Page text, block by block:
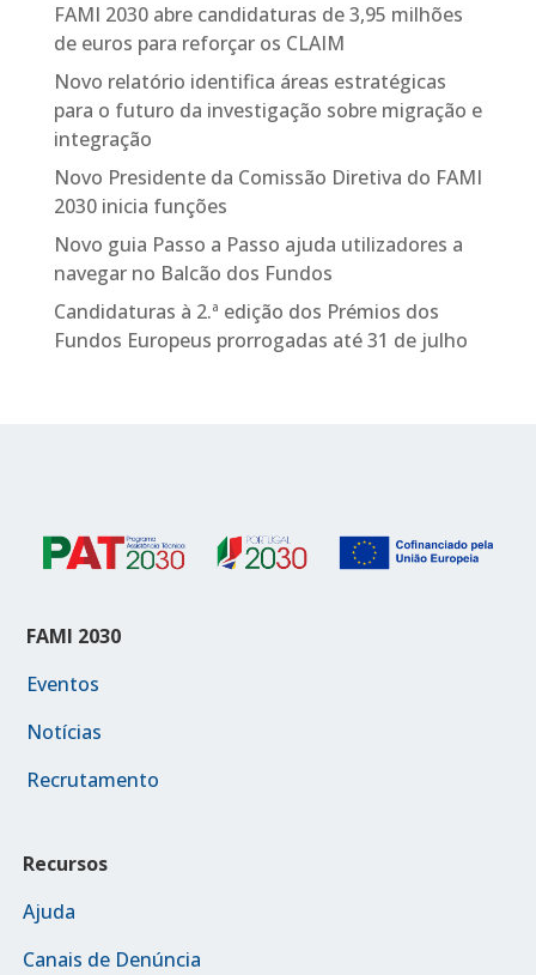
FAMI 2030 abre candidaturas de 3,95 milhões
de euros para reforçar os CLAIM
Novo relatório identifica áreas estratégicas
para o futuro da investigação sobre migração e
integração
Novo Presidente da Comissão Diretiva do FAMI
2030 inicia funções
Novo guia Passo a Passo ajuda utilizadores a
navegar no Balcão dos Fundos
Candidaturas à 2.ª edição dos Prémios dos
Fundos Europeus prorrogadas até 31 de julho
FAMI 2030
Eventos
Notícias
Recrutamento
Recursos
Ajuda
Canais de Denúncia